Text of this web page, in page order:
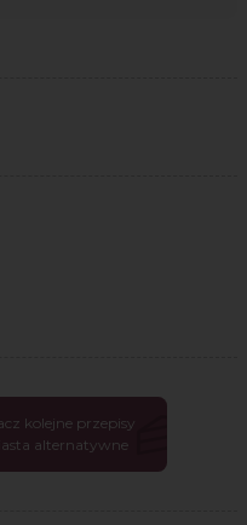
kolejne przepisy
alternatywne